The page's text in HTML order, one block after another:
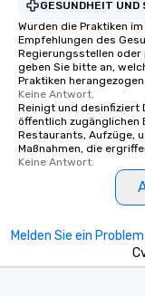
GESUNDHEIT UND
Wurden die Praktiken
Empfehlungen des
Regierungsstellen oder
geben Sie bitte an,
Praktiken
Keine Antwort.
Reinigt und desinfiziert
öffentlich zugänglichen
Restaurants, Aufzüge,
Maßnahmen, die
Keine Antwort.
Melden Sie ein Problem